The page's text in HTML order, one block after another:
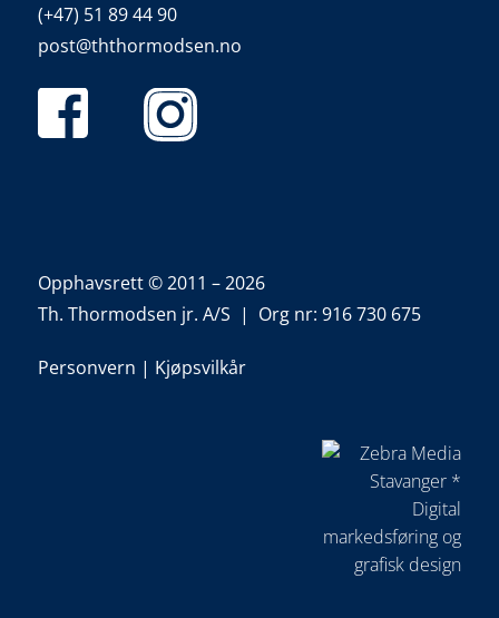
(+47) 51 89 44 90
post@ththormodsen.no
Opphavsrett © 2011 – 2026
Th. Thormodsen jr. A/S | Org nr: 916 730 675
Personvern | Kjøpsvilkår